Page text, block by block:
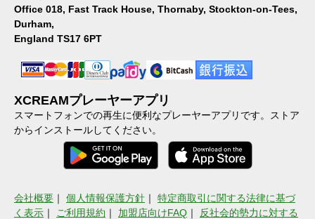
Office 018, Fast Track House, Thornaby, Stockton-on-Tees,
Durham,
England TS17 6PT
XCREAMプレーヤーアプリ
スマートフォンでの再生に便利なプレーヤーアプリです。ストア
からインストールしてください。
会社概要 ｜ 個人情報保護方針 ｜ 特定商取引に関する法律に基づ
く表示 ｜ ご利用規約 ｜ 加盟店向けFAQ ｜ 反社会的勢力に対する